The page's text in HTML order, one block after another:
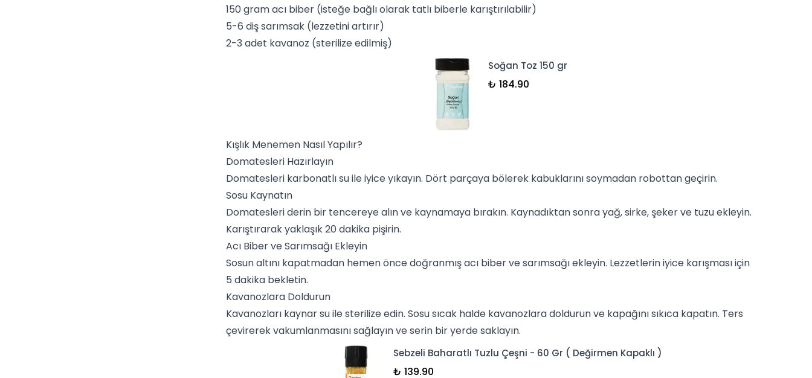
150 gram acı biber (isteğe bağlı olarak tatlı biberle karıştırılabilir)
5-6 diş sarımsak (lezzetini artırır)
2-3 adet kavanoz (sterilize edilmiş)
Soğan Toz 150 gr
₺ 184.90
Kışlık Menemen Nasıl Yapılır?
Domatesleri Hazırlayın
Domatesleri karbonatlı su ile iyice yıkayın. Dört parçaya bölerek kabuklarını soymadan robottan geçirin.
Sosu Kaynatın
Domatesleri derin bir tencereye alın ve kaynamaya bırakın. Kaynadıktan sonra yağ, sirke, şeker ve tuzu ekleyin.
Karıştırarak yaklaşık 20 dakika pişirin.
Acı Biber ve Sarımsağı Ekleyin
Sosun altını kapatmadan hemen önce doğranmış acı biber ve sarımsağı ekleyin. Lezzetlerin iyice karışması için
5 dakika bekletin.
Kavanozlara Doldurun
Kavanozları kaynar su ile sterilize edin. Sosu sıcak halde kavanozlara doldurun ve kapağını sıkıca kapatın. Ters
çevirerek vakumlanmasını sağlayın ve serin bir yerde saklayın.
Sebzeli Baharatlı Tuzlu Çeşni - 60 Gr ( Değirmen Kapaklı )
₺ 139.90